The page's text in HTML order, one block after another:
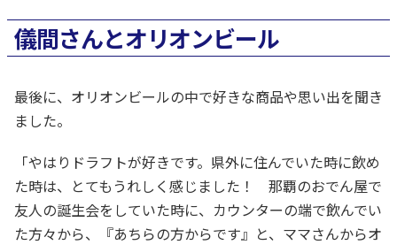
儀間さんとオリオンビール
最後に、オリオンビールの中で好きな商品や思い出を聞き
ました。
「やはりドラフトが好きです。県外に住んでいた時に飲め
た時は、とてもうれしく感じました！ 那覇のおでん屋で
友人の誕生会をしていた時に、カウンターの端で飲んでい
た方々から、『あちらの方からです』と、ママさんからオ